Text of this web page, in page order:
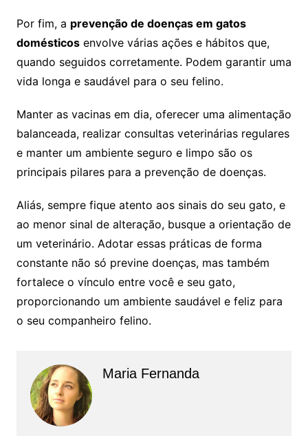
Por fim, a prevenção de doenças em gatos
domésticosenvolve várias ações e hábitos que,
quando seguidos corretamente. Podem garantir uma
vida longa e saudável para o seu felino.
Manter as vacinas em dia, oferecer uma alimentação
balanceada, realizar consultas veterinárias regulares
e manter um ambiente seguro e limpo são os
principais pilares para a prevenção de doenças.
Aliás, sempre fique atento aos sinais do seu gato, e
ao menor sinal de alteração, busque a orientação de
um veterinário. Adotar essas práticas de forma
constante não só previne doenças, mas também
fortalece o vínculo entre você e seu gato,
proporcionando um ambiente saudável e feliz para
o seu companheiro felino.
Maria Fernanda